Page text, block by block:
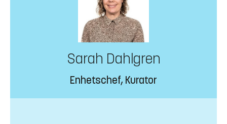
Sarah Dahlgren
Enhetschef, Kurator